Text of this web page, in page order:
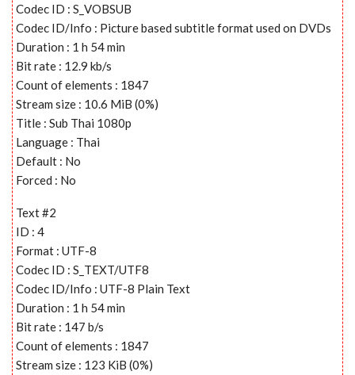
Codec ID : S_VOBSUB
Codec ID/Info : Picture based subtitle format used on DVDs
Duration : 1 h 54 min
Bit rate : 12.9 kb/s
Count of elements : 1847
Stream size : 10.6 MiB (0%)
Title : Sub Thai 1080p
Language : Thai
Default : No
Forced : No
Text #2
ID : 4
Format : UTF-8
Codec ID : S_TEXT/UTF8
Codec ID/Info : UTF-8 Plain Text
Duration : 1 h 54 min
Bit rate : 147 b/s
Count of elements : 1847
Stream size : 123 KiB (0%)